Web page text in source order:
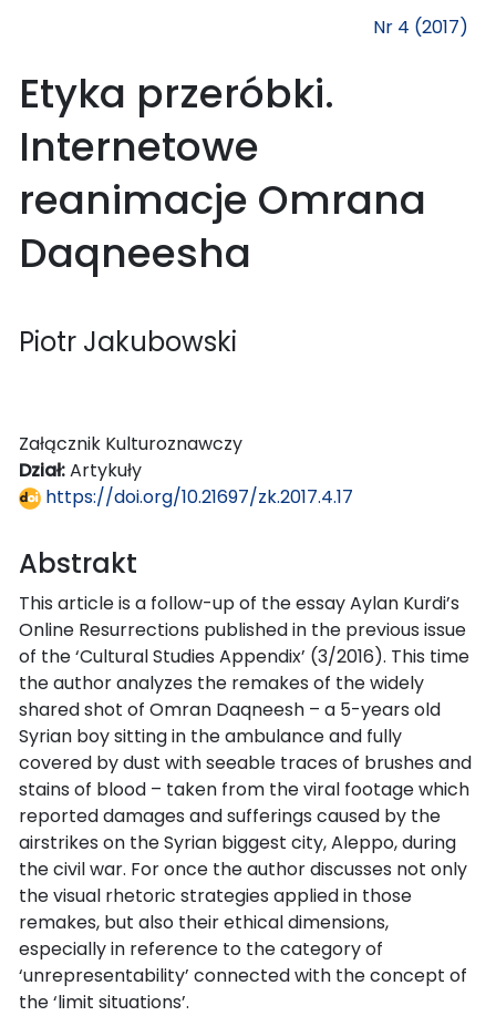
Nr 4 (2017)
Etyka przeróbki.
Internetowe
reanimacje Omrana
Daqneesha
Piotr Jakubowski
Załącznik Kulturoznawczy
Dział:Artykuły
https://doi.org/10.21697/zk.2017.4.17
Abstrakt
This article is a follow-up of the essay Aylan Kurdi’s
Online Resurrections published in the previous issue
of the ‘Cultural Studies Appendix’ (3/2016). This time
the author analyzes the remakes of the widely
shared shot of Omran Daqneesh – a 5-years old
Syrian boy sitting in the ambulance and fully
covered by dust with seeable traces of brushes and
stains of blood – taken from the viral footage which
reported damages and sufferings caused by the
airstrikes on the Syrian biggest city, Aleppo, during
the civil war. For once the author discusses not only
the visual rhetoric strategies applied in those
remakes, but also their ethical dimensions,
especially in reference to the category of
‘unrepresentability’ connected with the concept of
the ‘limit situations’.